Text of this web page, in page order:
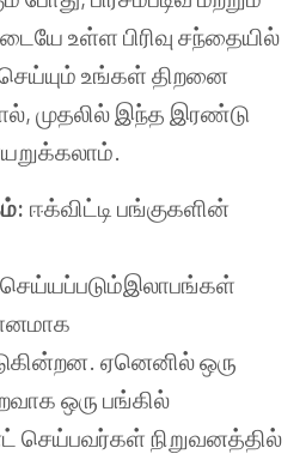
உள்ள பிரிவு சந்தையில்
உங்கள் திறனை
முதலில் இந்த இரண்டு
: ஈக்விட்டி பங்குகளின்
ஏனெனில் ஒரு
ஒரு பங்கில்
நிறுவனத்தில்